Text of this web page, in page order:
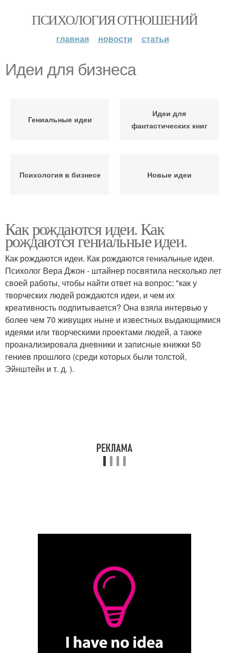
ПСИХОЛОГИЯ ОТНОШЕНИЙ
главная новости статьи
Идеи для бизнеса
Гениальные идеи
Идеи для
фантастических книг
Психология в бизнесе Новые идеи
Как рождаются идеи. Как
рождаются гениальные идеи.
Как рождаются идеи. Как рождаются гениальные идеи.
Психолог Вера Джон - штайнер посвятила несколько лет
своей работы, чтобы найти ответ на вопрос: "как у
творческих людей рождаются идеи, и чем их
креативность подпитывается? Она взяла интервью у
более чем 70 живущих ныне и известных выдающимися
идеями или творческими проектами людей, а также
проанализировала дневники и записные книжки 50
гениев прошлого (среди которых были толстой,
Эйнштейн и т. д. ).